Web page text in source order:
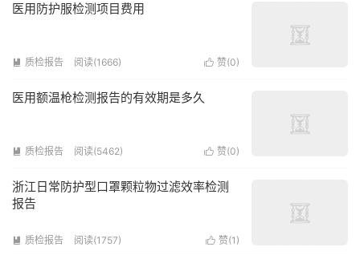
医用防护服检测项目费用
 赞(0)
 质检报告 阅读(1666)
医用额温枪检测报告的有效期是多久
 赞(0)
 质检报告 阅读(5462)
浙江日常防护型口罩颗粒物过滤效率检测
报告
 赞(1 )
 质检报告 阅读(1757)